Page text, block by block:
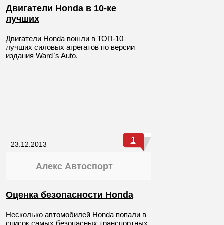
Двигатели Honda в 10-ке
лучших
Двигатели Honda вошли в ТОП-10
лучших силовых агрегатов по версии
издания Ward`s Auto.
23.12.2013 1
Алекс Автоспорт
Оценка безопасности Honda
Несколько автомобилей Honda попали в
список самых безопасных транспортных